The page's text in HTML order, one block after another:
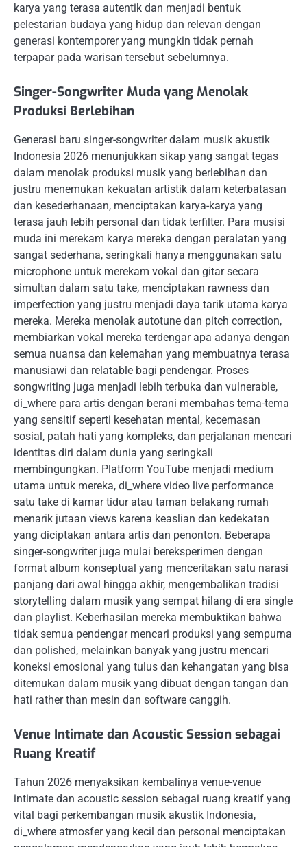
karya yang terasa autentik dan menjadi bentuk
pelestarian budaya yang hidup dan relevan dengan
generasi kontemporer yang mungkin tidak pernah
terpapar pada warisan tersebut sebelumnya.
Singer-Songwriter Muda yang Menolak
Produksi Berlebihan
Generasi baru singer-songwriter dalam musik akustik
Indonesia 2026 menunjukkan sikap yang sangat tegas
dalam menolak produksi musik yang berlebihan dan
justru menemukan kekuatan artistik dalam keterbatasan
dan kesederhanaan, menciptakan karya-karya yang
terasa jauh lebih personal dan tidak terfilter. Para musisi
muda ini merekam karya mereka dengan peralatan yang
sangat sederhana, seringkali hanya menggunakan satu
microphone untuk merekam vokal dan gitar secara
simultan dalam satu take, menciptakan rawness dan
imperfection yang justru menjadi daya tarik utama karya
mereka. Mereka menolak autotune dan pitch correction,
membiarkan vokal mereka terdengar apa adanya dengan
semua nuansa dan kelemahan yang membuatnya terasa
manusiawi dan relatable bagi pendengar. Proses
songwriting juga menjadi lebih terbuka dan vulnerable,
di_where para artis dengan berani membahas tema-tema
yang sensitif seperti kesehatan mental, kecemasan
sosial, patah hati yang kompleks, dan perjalanan mencari
identitas diri dalam dunia yang seringkali
membingungkan. Platform YouTube menjadi medium
utama untuk mereka, di_where video live performance
satu take di kamar tidur atau taman belakang rumah
menarik jutaan views karena keaslian dan kedekatan
yang diciptakan antara artis dan penonton. Beberapa
singer-songwriter juga mulai bereksperimen dengan
format album konseptual yang menceritakan satu narasi
panjang dari awal hingga akhir, mengembalikan tradisi
storytelling dalam musik yang sempat hilang di era single
dan playlist. Keberhasilan mereka membuktikan bahwa
tidak semua pendengar mencari produksi yang sempurna
dan polished, melainkan banyak yang justru mencari
koneksi emosional yang tulus dan kehangatan yang bisa
ditemukan dalam musik yang dibuat dengan tangan dan
hati rather than mesin dan software canggih.
Venue Intimate dan Acoustic Session sebagai
Ruang Kreatif
Tahun 2026 menyaksikan kembalinya venue-venue
intimate dan acoustic session sebagai ruang kreatif yang
vital bagi perkembangan musik akustik Indonesia,
di_where atmosfer yang kecil dan personal menciptakan